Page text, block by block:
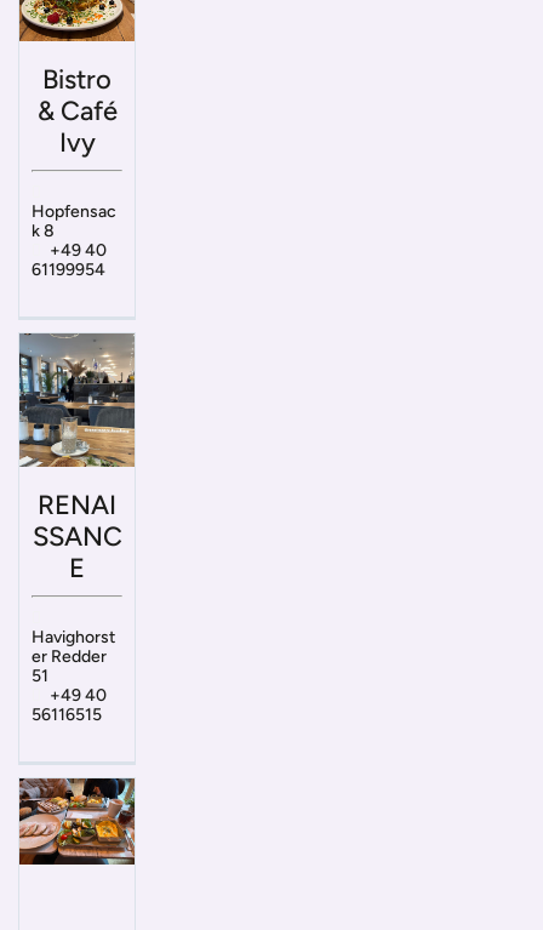
Bistro
& Café
Ivy
Hopfensac
k 8
+49 40
61199954
RENAI
SSANC
E
Havighorst
er Redder
51
+49 40
56116515